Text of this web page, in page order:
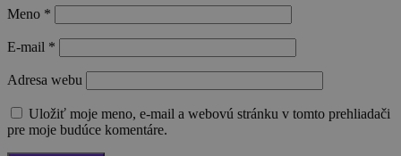
Meno *
E-mail *
Adresa webu
Uložiť moje meno, e-mail a webovú stránku v tomto prehliadači
pre moje budúce komentáre.